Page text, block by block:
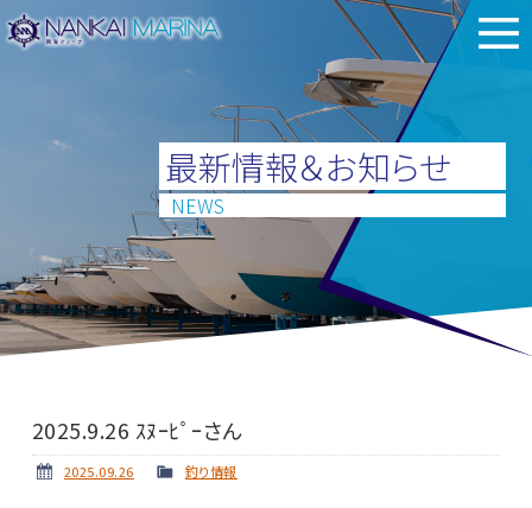
最新情報＆お知らせ
NEWS
2025.9.26 ｽﾇｰﾋﾟｰさん
2025.09.26 釣り情報